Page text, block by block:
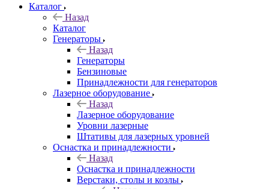
Каталог
Назад
Каталог
Генераторы
Назад
Генераторы
Бензиновые
Принадлежности для генераторов
Лазерное оборудование
Назад
Лазерное оборудование
Уровни лазерные
Штативы для лазерных уровней
Оснастка и принадлежности
Назад
Оснастка и принадлежности
Верстаки, столы и козлы